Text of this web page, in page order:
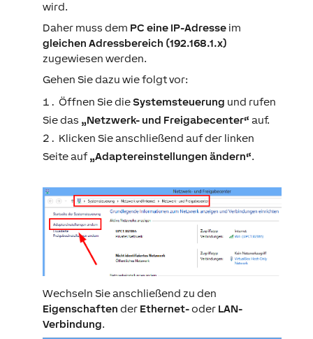
wird.
Daher muss dem PC eine IP-Adresseim
gleichen Adressbereich (192.168.1.x)
zugewiesen werden.
Gehen Sie dazu wie folgt vor:
Öffnen Sie dieSystemsteuerung und rufen
Sie das „Netzwerk- und Freigabecenter“ auf.
Klicken Sie anschließend auf der linken
Seite auf „Adaptereinstellungen ändern“.
Wechseln Sie anschließend zu den
Eigenschaften der Ethernet-oder LAN-
Verbindung.